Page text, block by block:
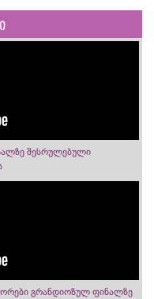
შესრულებული
გრანდიოზულ ფინალზე